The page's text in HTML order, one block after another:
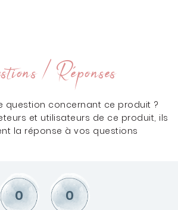
/ Réponses
question concernant ce produit ?
et utilisateurs de ce produit, ils
la réponse à vos questions
0 0